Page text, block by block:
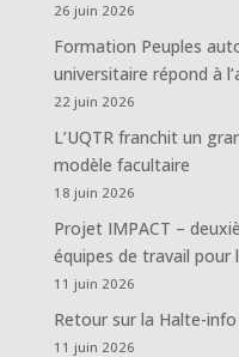
26 juin 2026
Formation Peuples
universitaire répond à
22 juin 2026
L’UQTR franchit un
modèle facultaire
18 juin 2026
Projet IMPACT –
équipes de travail pour
11 juin 2026
Retour sur la Halte-
11 juin 2026